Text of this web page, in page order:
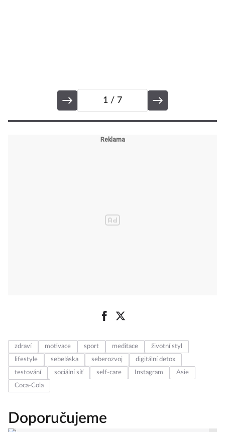
1 / 7
zdraví motivace sport meditace
životní styl
lifestyle
sebeláska seberozvoj
digitální detox
testování
sociální síť self-care Instagram
Asie
Coca-Cola
Doporučujeme